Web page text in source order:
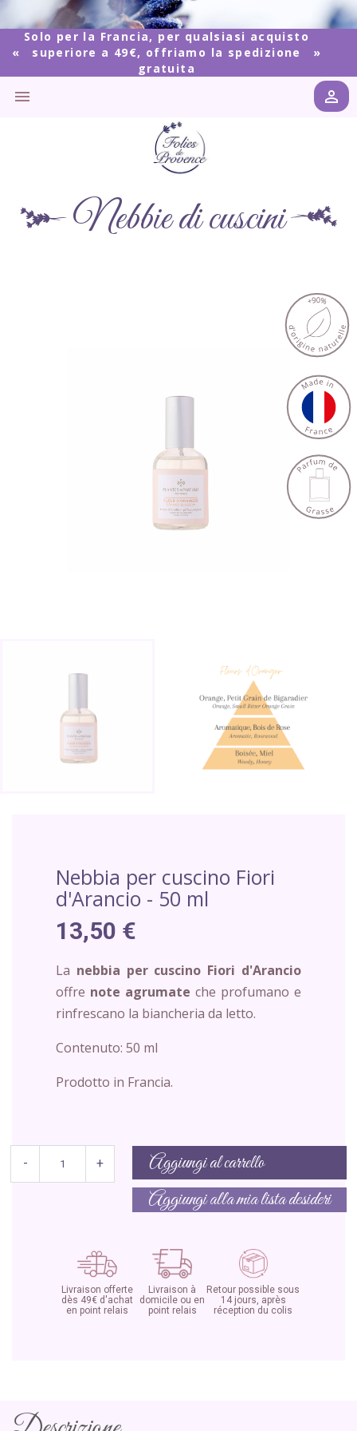
Solo per la Francia, per qualsiasi acquisto
superiore a 49€, offriamo la spedizione
gratuita
 
Nebbie di cuscini
Nebbia per cuscino Fiori
d'Arancio - 50 ml
13,50 €
La nebbia per cuscino Fiori d'Arancio
offre note agrumate che profumano e
rinfrescano la biancheria da letto.
Contenuto: 50 ml
Prodotto in Francia.
- + Aggiungi al carrello
Aggiungi alla mia lista desideri
Livraison offerte
dès 49€ d'achat
en point relais
Livraison à
domicile ou en
point relais
Retour possible sous
14 jours, après
réception du colis